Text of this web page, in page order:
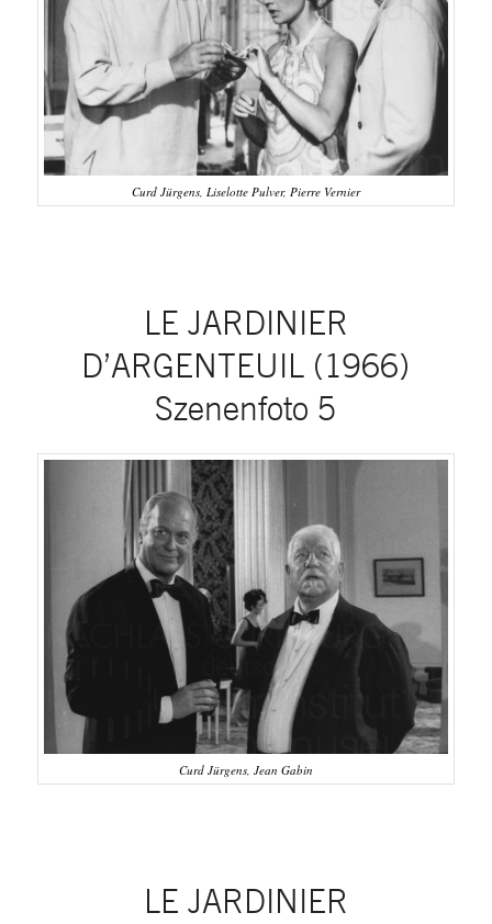
Curd Jürgens, Liselotte Pulver, Pierre Vernier
LE JARDINIER
D’ARGENTEUIL (1966)
Szenenfoto 5
Curd Jürgens, Jean Gabin
LE JARDINIER